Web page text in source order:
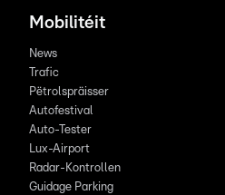
Mobilitéit
News
Trafic
Pëtrolspräisser
Autofestival
Auto-Tester
Lux-Airport
Radar-Kontrollen
Guidage Parking